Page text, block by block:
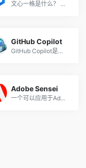
文心一格是什么？ 文心一格是...
GitHub Copilot
GitHub Copilot是什么工具？ ...
Adobe Sensei
一个可以应用于Adobe旗下各款产品的底层人工智能工具（例如可以应用在Photoshop、Premiere、Illustrator 等软件中）